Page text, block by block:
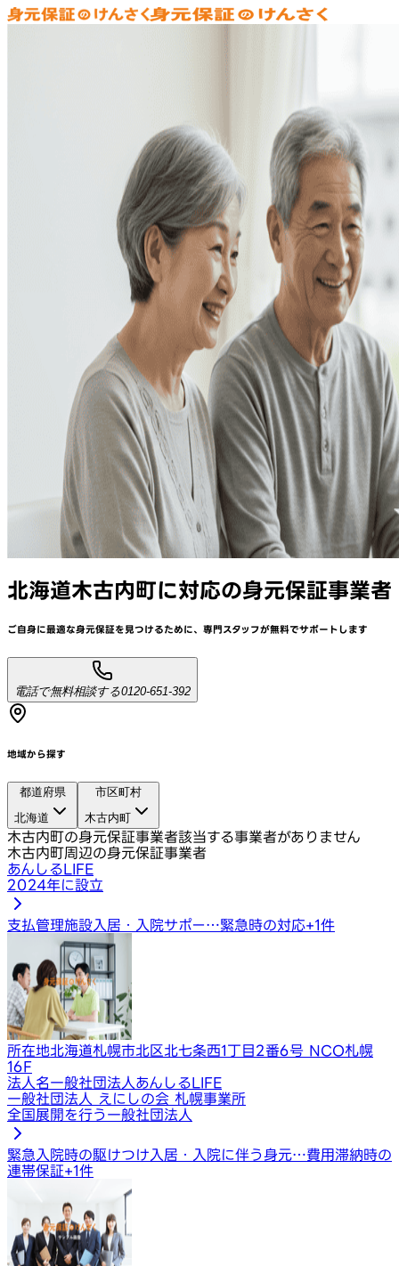
北海道木古内町に対応の身元保証事業者
ご自身に最適な身元保証を見つけるために、 専門スタッフが無料でサポートします
電話で無料相談する0120-651-392
地域から探す
都道府県
北海道
市区町村
木古内町
木古内町の身元保証事業者該当する事業者がありません
木古内町周辺の身元保証事業者
あんしるLIFE
2024年に設立
支払管理施設入居・入院サポー…緊急時の対応+1件
所在地北海道札幌市北区北七条西1丁目2番6号 NCO札幌
16F
法人名一般社団法人あんしるLIFE
一般社団法人 えにしの会 札幌事業所
全国展開を行う一般社団法人
緊急入院時の駆けつけ 入居・入院に伴う身元…費用滞納時の
連帯保証+1件